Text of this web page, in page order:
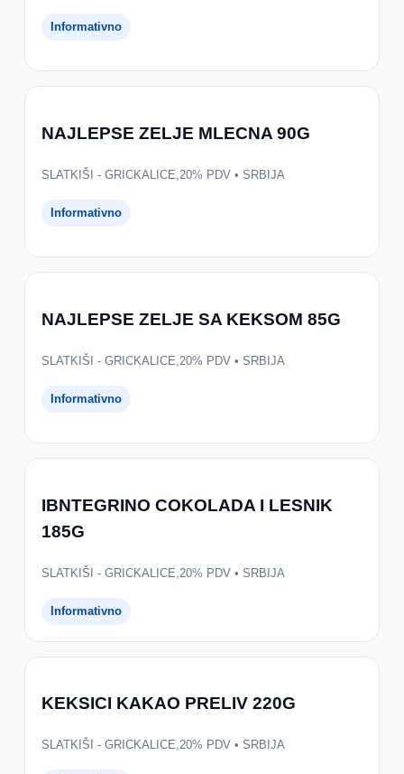
Informativno
NAJLEPSE ZELJE MLECNA 90G
SLATKIŠI - GRICKALICE,20% PDV • SRBIJA
Informativno
NAJLEPSE ZELJE SA KEKSOM 85G
SLATKIŠI - GRICKALICE,20% PDV • SRBIJA
Informativno
IBNTEGRINO COKOLADA I LESNIK
185G
SLATKIŠI - GRICKALICE,20% PDV • SRBIJA
Informativno
KEKSICI KAKAO PRELIV 220G
SLATKIŠI - GRICKALICE,20% PDV • SRBIJA